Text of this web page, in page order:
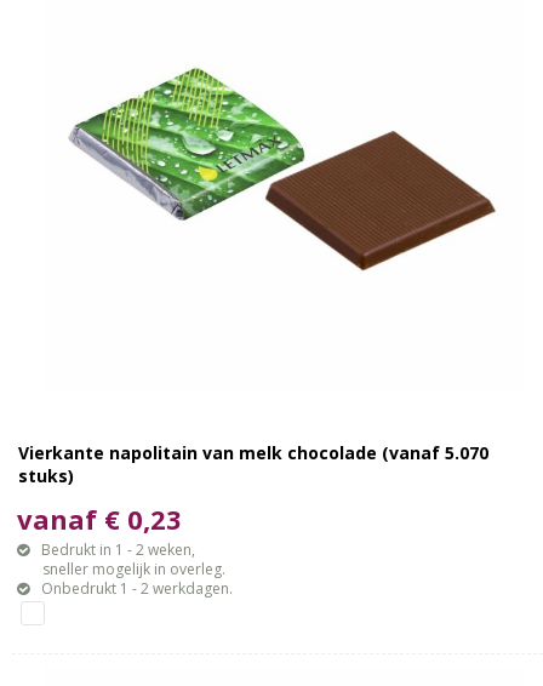
Vierkante napolitain van melk chocolade (vanaf 5.070
stuks)
vanaf € 0,23
Bedrukt in 1 - 2 weken,
sneller mogelijk in overleg.
Onbedrukt 1 - 2 werkdagen.